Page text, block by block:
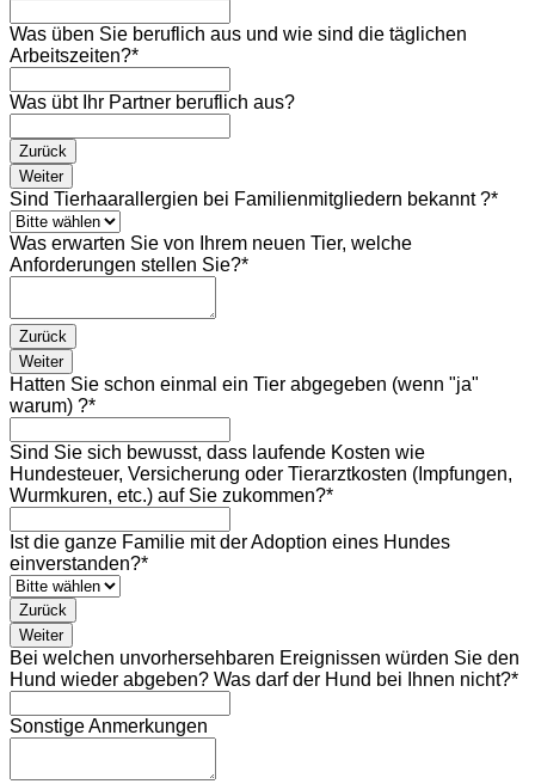
Was üben Sie beruflich aus und wie sind die täglichen
Arbeitszeiten?*
Was übt Ihr Partner beruflich aus?
Zurück
Weiter
Sind Tierhaarallergien bei Familienmitgliedern bekannt ?*
Was erwarten Sie von Ihrem neuen Tier, welche
Anforderungen stellen Sie?*
Zurück
Weiter
Hatten Sie schon einmal ein Tier abgegeben (wenn "ja"
warum) ?*
Sind Sie sich bewusst, dass laufende Kosten wie
Hundesteuer, Versicherung oder Tierarztkosten (Impfungen,
Wurmkuren, etc.) auf Sie zukommen?*
Ist die ganze Familie mit der Adoption eines Hundes
einverstanden?*
Zurück
Weiter
Bei welchen unvorhersehbaren Ereignissen würden Sie den
Hund wieder abgeben? Was darf der Hund bei Ihnen nicht?*
Sonstige Anmerkungen